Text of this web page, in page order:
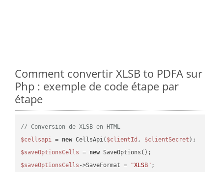
Comment convertir XLSB to PDFA sur
Php : exemple de code étape par
étape
// Conversion de XLSB en HTML
$cellsapi = new CellsApi( $clientId , $clientSecret
$saveOptionsCells = new
$saveOptionsCells ->SaveFormat = "XLSB"